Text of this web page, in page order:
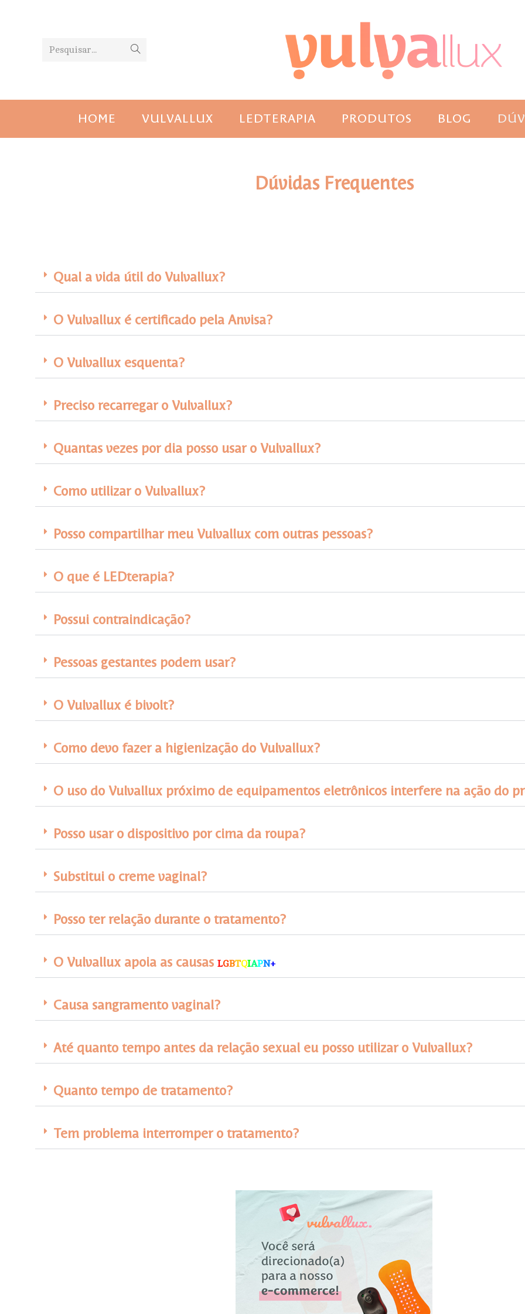
Pesquisar...
HOME VULVALLUX LEDTERAPIA PRODUTOS BLOG
Dúvidas Frequentes
Qual a vida útil do Vulvallux?
O Vulvallux é certificado pela Anvisa?
O Vulvallux esquenta?
Preciso recarregar o Vulvallux?
Quantas vezes por dia posso usar o Vulvallux?
Como utilizar o Vulvallux?
Posso compartilhar meu Vulvallux com outras pessoas?
O que é LEDterapia?
Possui contraindicação?
Pessoas gestantes podem usar?
O Vulvallux é bivolt?
Como devo fazer a higienização do Vulvallux?
O uso do Vulvallux próximo de equipamentos eletrônicos interfere na ação do
Posso usar o dispositivo por cima da roupa?
Substitui o creme vaginal?
Posso ter relação durante o tratamento?
O Vulvallux apoia as causas LGBTQIAPN+
Causa sangramento vaginal?
Até quanto tempo antes da relação sexual eu posso utilizar o Vulvallux?
Quanto tempo de tratamento?
Tem problema interromper o tratamento?